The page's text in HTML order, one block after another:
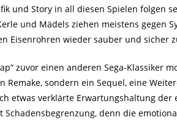
und Story in all diesen Spielen folgen
und Mädels ziehen meistens gegen
Eisenrohren wieder sauber und sicher
zuvor einen anderen Sega-
Remake, sondern ein Sequel, eine
etwas verklärte Erwartungshaltung
denn die